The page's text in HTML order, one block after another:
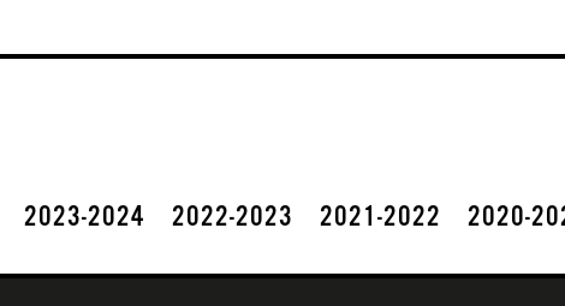
2023-2024 2022-2023 2021-2022 2020-